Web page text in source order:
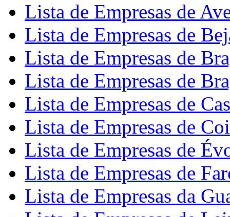
Lista de Empresas de
Lista de Empresas de
Lista de Empresas de
Lista de Empresas de
Lista de Empresas de
Lista de Empresas de
Lista de Empresas de
Lista de Empresas de
Lista de Empresas da